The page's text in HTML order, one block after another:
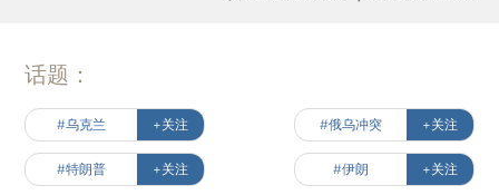
话题：
#乌克兰 +关注 #俄乌冲突 +关注
#特朗普 +关注 #伊朗 +关注